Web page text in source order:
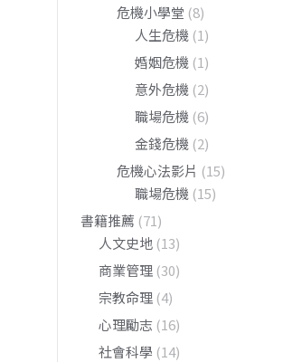
危機小學堂 (8)
人生危機 (1)
婚姻危機 (1)
意外危機 (2)
職場危機 (6)
金錢危機 (2)
危機心法影片 (15)
職場危機 (15)
書籍推薦 (71)
人文史地 (13)
商業管理 (30)
宗教命理 (4)
心理勵志 (16)
社會科學 (14)